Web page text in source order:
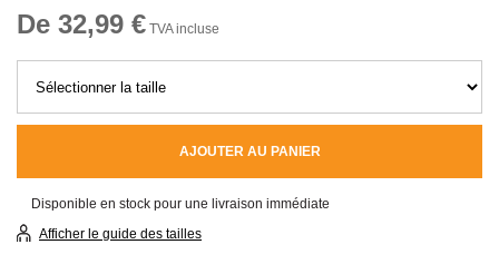
De 32,99 € TVA incluse
AJOUTER AU PANIER
Disponible en stock pour une livraison immédiate
Afficher le guide des tailles